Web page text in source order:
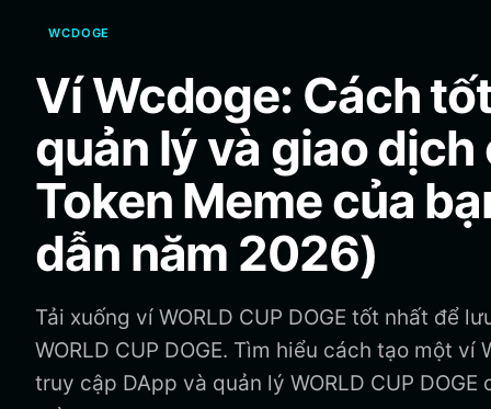
繁體中文
Bahasa Indonesia
ภาษาไทย
Español
Português (Brasil)
Español (Argentina)
WCDOGE
Ví Wcdoge: Cách
quản lý và giao dịch
Token Meme của
dẫn năm 2026)
Tải xuống ví WORLD CUP DOGE tốt nhất để
WORLD CUP DOGE. Tìm hiểu cách tạo một ví
truy cập DApp và quản lý WORLD CUP